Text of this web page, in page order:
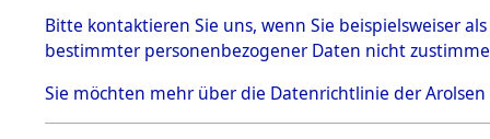
5.3.1 Alliierte
Erhebungen
zu
Todesmärsch
en
5.3.2
Bitte kontaktieren Sie uns, wenn Sie beispielsweiser
bestimmter personenbezogener Daten nicht
Sie möchten mehr über die Datenrichtlinie der Arolsen